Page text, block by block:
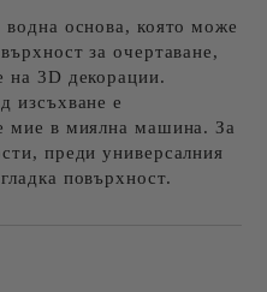
основа, която може
за очертаване,
на 3D декорации.
изсъхване е
мие в миялна машина. За
преди универсалния
повърхност.